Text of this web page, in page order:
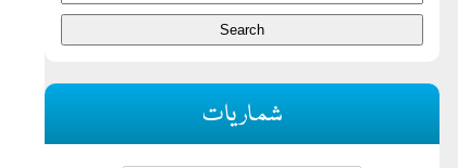
شماریات